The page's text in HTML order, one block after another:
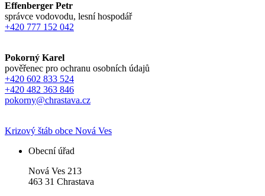
Effenberger Petr
správce vodovodu, lesní hospodář
+420 777 152 042
Pokorný Karel
pověřenec pro ochranu osobních údajů
+420 602 833 524
+420 482 363 846
pokorny@chrastava.cz
Krizový štáb obce Nová Ves
Obecní úřad
Nová Ves 213
463 31 Chrastava